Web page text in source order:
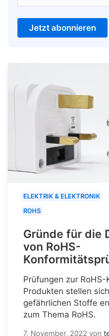
Jetzt abonnieren
ELEKTRIK & ELEKTRONIK
ROHS
Gründe für die
von RoHS-
Prüfungen zur
Produkten stellen
gefährlichen Stoffe
zum Thema RoHS.
7. November, 2022 von